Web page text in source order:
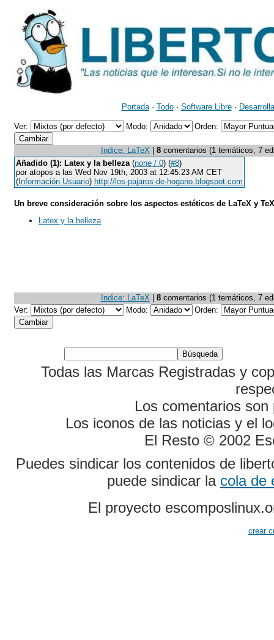
Portada· Todo· Software Libre·
Ver: Modo: Orden:
Indice: LaTeX| 8comentarios (1 temáticos, 7
Añadido (1): Latex y la belleza(none / 0) (#8)
por atopos a las Wed Nov 19th, 2003 at 12:45:23 AM CET
( Información Usuario) http://los-pajaros-de-hogano.blogspot.com
Un breve consideración sobre los aspectos estéticos de LaTeX y
Latex y la belleza
Indice: LaTeX| 8comentarios (1 temáticos, 7
Ver:
Modo: Orden:
Todas las Marcas Registradas y
Los comentarios
Los iconos de las noticias y el
El Resto © 2002
Puedes sindicar los contenidos de
puede sindicar la cola de
El proyecto
crear